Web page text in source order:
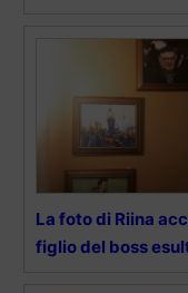
La foto di Riina
figlio del boss